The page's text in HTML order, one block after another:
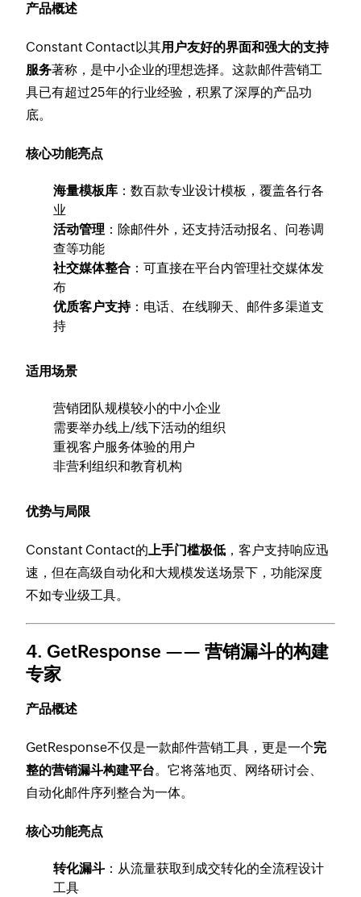
产品概述
Constant Contact以其用户友好的界面和强大的支持
服务著称，是中小企业的理想选择。这款邮件营销工
具已有超过25年的行业经验，积累了深厚的产品功
底。
核心功能亮点
海量模板库 ：数百款专业设计模板，覆盖各行各
业
活动管理 ：除邮件外，还支持活动报名、问卷调
查等功能
社交媒体整合 ：可直接在平台内管理社交媒体发
布
优质客户支持：电话、在线聊天、邮件多渠道支
持
适用场景
营销团队规模较小的中小企业
需要举办线上/线下活动的组织
重视客户服务体验的用户
非营利组织和教育机构
优势与局限
Constant Contact的上手门槛极低 ，客户支持响应迅
速，但在高级自动化和大规模发送场景下，功能深度
不如专业级工具。
4. GetResponse —— 营销漏斗的构建
专家
产品概述
GetResponse不仅是一款邮件营销工具，更是一个完
整的营销漏斗构建平台。它将落地页、网络研讨会、
自动化邮件序列整合为一体。
核心功能亮点
转化漏斗 ：从流量获取到成交转化的全流程设计
工具